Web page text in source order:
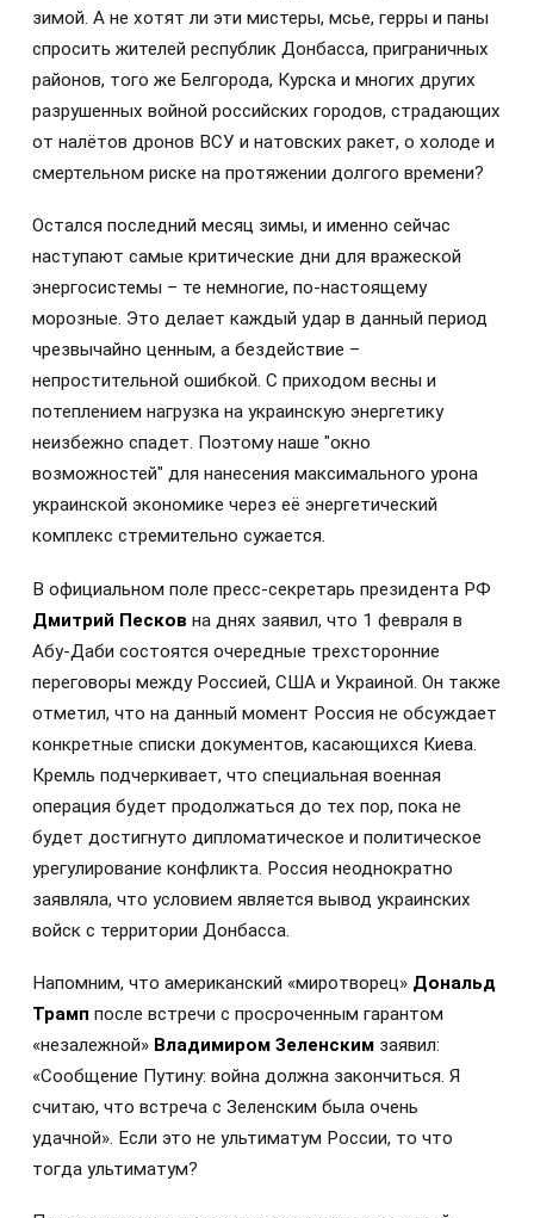
зимой. А не хотят ли эти мистеры, мсье, герры и паны
спросить жителей республик Донбасса, приграничных
районов, того же Белгорода, Курска и многих других
разрушенных войной российских городов, страдающих
от налётов дронов ВСУ и натовских ракет, о холоде и
смертельном риске на протяжении долгого времени?
Остался последний месяц зимы, и именно сейчас
наступают самые критические дни для вражеской
энергосистемы – те немногие, по-настоящему
морозные. Это делает каждый удар в данный период
чрезвычайно ценным, а бездействие –
непростительной ошибкой. С приходом весны и
потеплением нагрузка на украинскую энергетику
неизбежно спадет. Поэтому наше "окно
возможностей" для нанесения максимального урона
украинской экономике через её энергетический
комплекс стремительно сужается.
В официальном поле пресс-секретарь президента РФ
Дмитрий Песков на днях заявил, что 1 февраля в
Абу-Даби состоятся очередные трехсторонние
переговоры между Россией, США и Украиной. Он также
отметил, что на данный момент Россия не обсуждает
конкретные списки документов, касающихся Киева.
Кремль подчеркивает, что специальная военная
операция будет продолжаться до тех пор, пока не
будет достигнуто дипломатическое и политическое
урегулирование конфликта. Россия неоднократно
заявляла, что условием является вывод украинских
войск с территории Донбасса.
Напомним, что американский «миротворец» Дональд
Трамп после встречи с просроченным гарантом
«незалежной» Владимиром Зеленским заявил:
«Сообщение Путину: война должна закончиться. Я
считаю, что встреча с Зеленским была очень
удачной». Если это не ультиматум России, то что
тогда ультиматум?